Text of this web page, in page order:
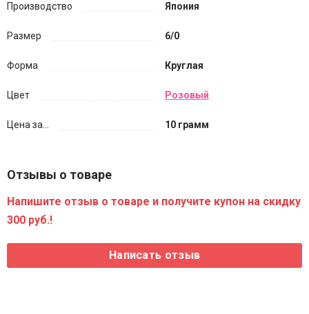
Производство Япония
Размер 6/0
Форма Круглая
Цвет Розовый
Цена за... 10 грамм
Отзывы о товаре
Напишите отзыв о товаре и получите купон на скидку
300 руб.!